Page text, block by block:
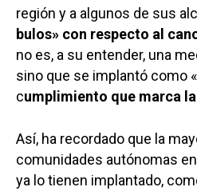
región y a algunos de sus
bulos» con respecto al
no es, a su entender, una
sino que se implantó como
cumplimiento que marca
Así, ha recordado que la
comunidades autónomas
ya lo tienen implantado,